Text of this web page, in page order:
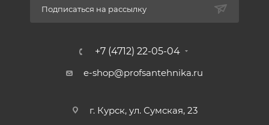
Подписаться на рассылку
+7 (4712) 22-05-04
e-shop@profsantehnika.ru
г. Курск, ул. Сумская, 23